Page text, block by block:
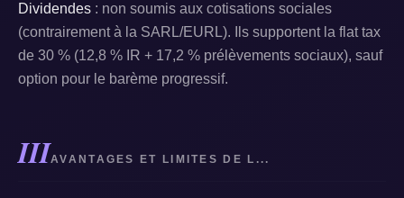
Dividendes : non soumis aux cotisations sociales
(contrairement à la SARL/EURL). Ils supportent la flat tax
de 30 % (12,8 % IR + 17,2 % prélèvements sociaux), sauf
option pour le barème progressif.
IIIAVANTAGES ET LIMITES DE L...